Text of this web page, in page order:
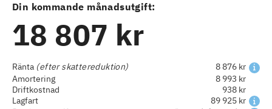
Din kommande månadsutgift:
18 807 kr
Ränta (efter skattereduktion)
8 876 kr
Amortering
8 993 kr
Driftkostnad
938 kr
Lagfart
89 925 kr